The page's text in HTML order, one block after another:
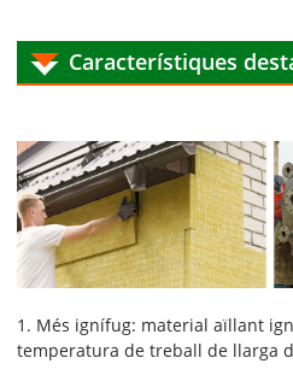
Característiques
1. Més ignífug: material aïllant
temperatura de treball de llarga